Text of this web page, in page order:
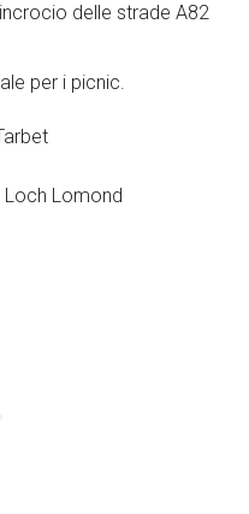
delle strade A82
per i picnic.